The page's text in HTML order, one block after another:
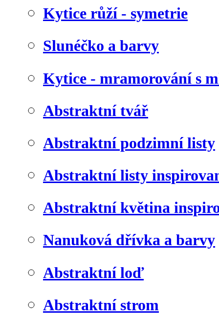
Kytice růží - symetrie
Slunéčko a barvy
Kytice - mramorování s
Abstraktní tvář
Abstraktní podzimní listy
Abstraktní listy
Abstraktní květina
Nanuková dřívka a barvy
Abstraktní loď
Abstraktní strom